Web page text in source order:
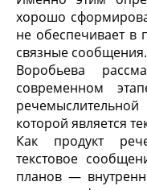
хорошо
не обеспечивает в
связные сообщения.
Воробьева
современном
которой является
Как продукт
текстовое
планов —